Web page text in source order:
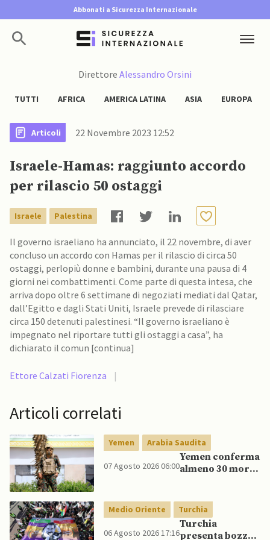
Abbonati a Sicurezza Internazionale
Direttore Alessandro Orsini
TUTTI AFRICA AMERICA LATINA ASIA EUROPA
Articoli 22 Novembre 2023 12:52
Israele-Hamas: raggiunto accordo
per rilascio 50 ostaggi
Israele Palestina
Il governo israeliano ha annunciato, il 22 novembre, di aver
concluso un accordo con Hamas per il rilascio di circa 50
ostaggi, perlopiù donne e bambini, durante una pausa di 4
giorni nei combattimenti. Come parte di questa intesa, che
arriva dopo oltre 6 settimane di negoziati mediati dal Qatar,
dall’Egitto e dagli Stati Uniti, Israele prevede di rilasciare
circa 150 detenuti palestinesi. “Il governo israeliano è
impegnato nel riportare tutti gli ostaggi a casa”, ha
dichiarato il comun [continua]
Ettore Calzati Fiorenza |
Articoli correlati
Yemen Arabia Saudita
07 Agosto 2026 06:00
Yemen conferma
almeno 30 morti
governativo
Medio Oriente Turchia
06 Agosto 2026 17:16
Turchia
presenta bozza